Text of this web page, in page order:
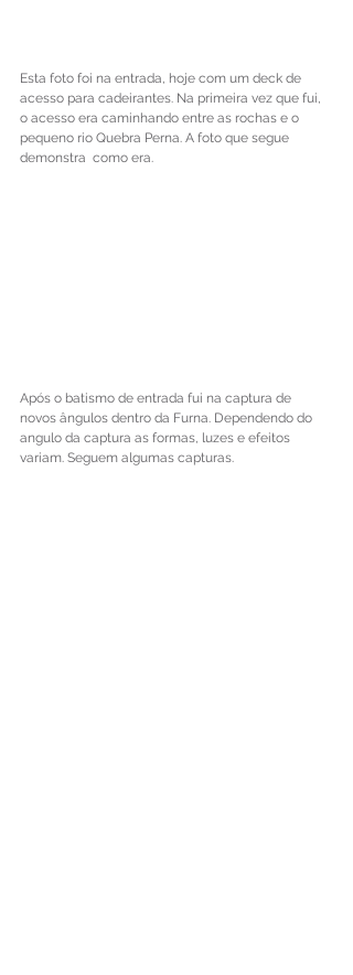
Esta foto foi na entrada, hoje com um deck de
acesso para cadeirantes. Na primeira vez que fui,
o acesso era caminhando entre as rochas e o
pequeno rio Quebra Perna. A foto que segue
demonstra  como era.
Após o batismo de entrada fui na captura de
novos ângulos dentro da Furna. Dependendo do
angulo da captura as formas, luzes e efeitos
variam. Seguem algumas capturas.